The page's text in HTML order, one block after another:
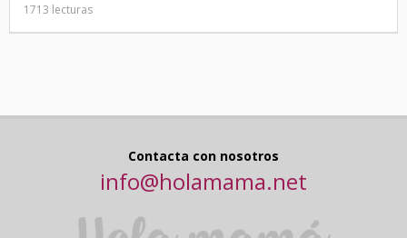
1713 lecturas
Contacta con nosotros
info@holamama.net